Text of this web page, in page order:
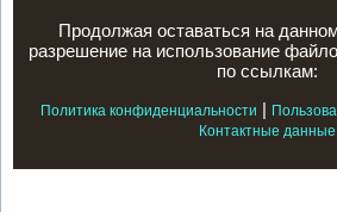
Продолжая оставаться на
разрешение на использование
по ссылкам:
Политика конфиденциальности |
Контактные данные